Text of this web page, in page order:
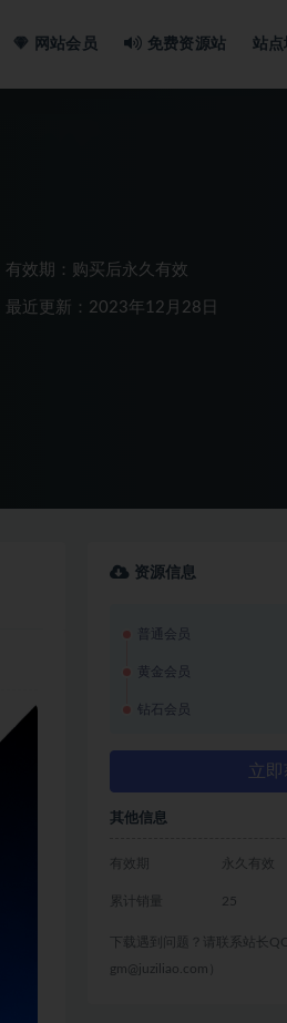
网站会员 免费资源站 站点
有效期：购买后永久有效
最近更新：2023年12月28日
资源信息
普通会员
黄金会员
钻石会员
立即
其他信息
有效期 永久有效
累计销量 25
下载遇到问题？请联系站长
gm@juziliao.com）